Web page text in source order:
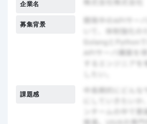
企業名
募集背景
課題感